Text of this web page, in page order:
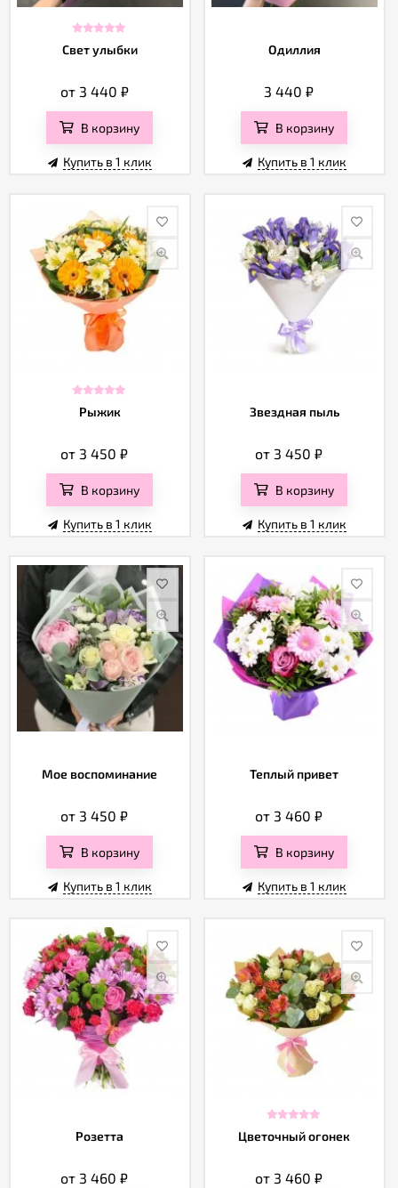
Свет улыбки
от 3 440 ₽
В корзину
Купить в 1 клик
Одиллия
3 440₽
В корзину
Купить в 1 клик
Рыжик
от 3 450₽
В корзину
Купить в 1 клик
Звездная пыль
от 3 450₽
В корзину
Купить в 1 клик
Мое воспоминание
от 3 450₽
В корзину
Купить в 1 клик
Теплый привет
от 3 460₽
В корзину
Купить в 1 клик
Розетта
от 3 460₽
Цветочный огонек
от 3 460₽